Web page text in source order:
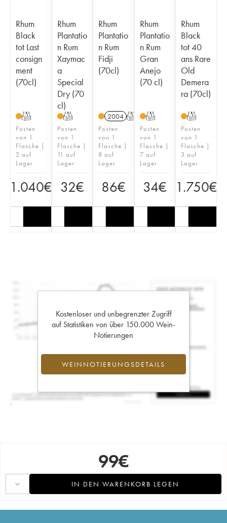
Rhum
Black
tot Last
consign
ment
(70cl)
T
Posten
von 1
Flasche |
2 auf
Lager
1.040€
Rhum
Plantatio
n Rum
Xaymac
a
Special
Dry (70
cl)
T
Posten
von 1
Flasche |
11 auf
Lager
32€
Rhum
Plantatio
n Rum
Fidji
(70cl)
2004 T
Posten
von 1
Flasche |
8 auf
Lager
86€
Rhum
Plantatio
n Rum
Gran
Anejo
(70 cl)
T
Posten
von 1
Flasche |
7 auf
Lager
34€
Rhum
Black
tot 40
ans Rare
Old
Demera
ra (70cl)
T
Posten
von 1
Flasche |
3 auf
Lager
1.750€
Kostenloser und unbegrenzter Zugriff
auf Statistiken von über 150.000 Wein-
Notierungen
WEINNOTIERUNGSDETAILS
99€
IN DEN WARENKORB LEGEN